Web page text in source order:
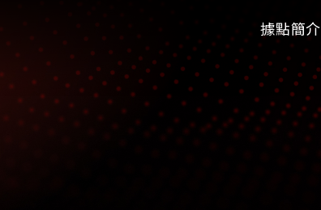
據點簡介